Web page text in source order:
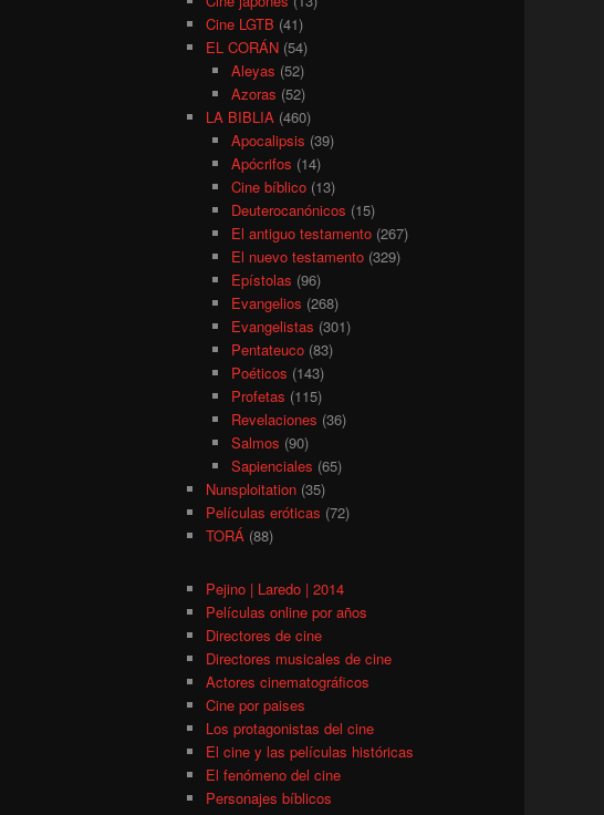
Cine LGTB (41)
EL CORÁN (54)
Aleyas (52)
Azoras (52)
LA BIBLIA (460)
Apocalipsis (39)
Apócrifos (14)
Cine bíblico(13)
Deuterocanónicos (15)
El antiguo testamento(267)
El nuevo testamento(329)
Epístolas (96)
Evangelios (268)
Evangelistas (301)
Pentateuco(83)
Poéticos (143)
Profetas (115)
Revelaciones (36)
Salmos (90)
Sapienciales (65)
Nunsploitation (35)
Películas eróticas (72)
TORÁ (88)
Pejino | Laredo | 2014
Películas online por años
Directores de cine
Directores musicales de cine
Actores cinematográficos
Cine por paises
Los protagonistas del cine
El cine y las películas históricas
El fenómeno del cine
Personajes bíblicos